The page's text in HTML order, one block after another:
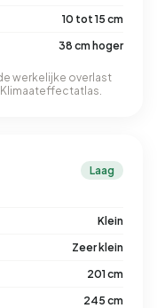
10 tot 15 cm
38 cm hoger
werkelijke overlast
Klimaateffectatlas.
Laag
Klein
Zeer klein
201 cm
245 cm